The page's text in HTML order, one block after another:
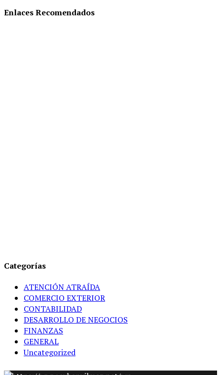
Enlaces Recomendados
Categorías
ATENCIÓN ATRAÍDA
COMERCIO EXTERIOR
CONTABILIDAD
DESARROLLO DE NEGOCIOS
FINANZAS
GENERAL
Uncategorized